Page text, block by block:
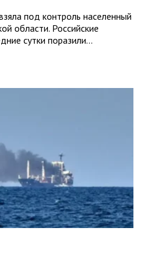
под контроль населенный
области. Российские
сутки поразили…